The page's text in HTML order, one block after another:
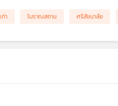
ก่า โบราณสถาน ศรีสัชนาลัย